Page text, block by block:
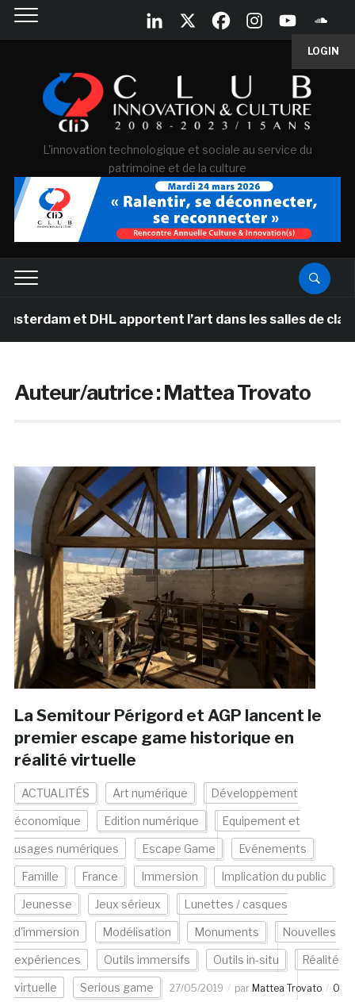
LOGIN
L'innovation technologique et sociale au service du
patrimoine et de la culture
et DHL apportent l’art dans les salles de classe des
Auteur/autrice :Mattea Trovato
La Semitour Périgord et AGP lancent le
premier escape game historique en
réalité virtuelle
ACTUALITÉS Art numérique Développement
économique Edition numérique Equipement et
usages numériques Escape Game Evénements
Famille France Immersion Implication du public
Jeunesse Jeux sérieux Lunettes / casques
d'immersion Modélisation Monuments Nouvelles
expériences Outils immersifs Outils in-situ Réalité
virtuelle Serious game 27/05/2019 par Mattea Trovato
0